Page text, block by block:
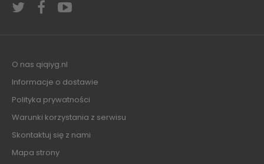
O nas qiqiyg.nl
Informacje o dostawie
Polityka prywatności
Warunki korzystania z serwisu
Skontaktuj się z nami
Mapa strony